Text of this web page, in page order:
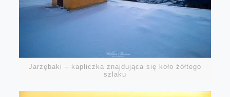
Jarzębaki – kapliczka znajdująca się koło żółtego
szlaku